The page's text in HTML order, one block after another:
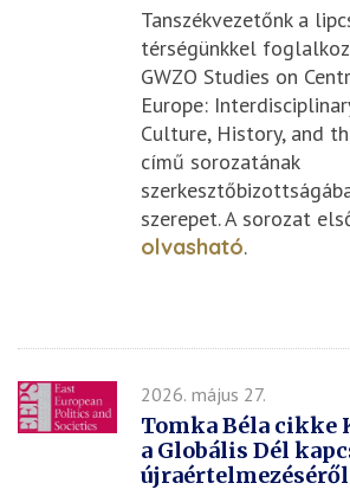
Tanszékvezetőnk a
térségünkkel
GWZO Studies on
Europe:
Culture, History, and
című sorozatának
szerepet. A sorozat
olvasható.
2026. május 27.
Tomka Béla cikke
a Globális Dél
újraértelmezéséről